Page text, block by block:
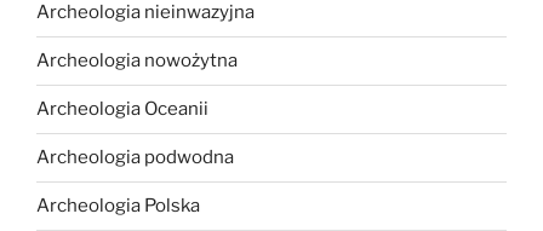
Archeologia nieinwazyjna
Archeologia nowożytna
Archeologia Oceanii
Archeologia podwodna
Archeologia Polska